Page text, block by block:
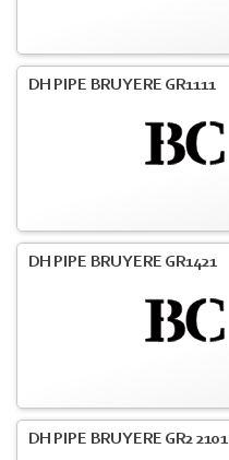
DH PIPE BRUYERE GR1111
DH PIPE BRUYERE GR1421
DH PIPE BRUYERE GR2 2101